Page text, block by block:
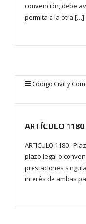
convención, debe
permita a la otra […]
Código Civil y
ARTÍCULO 1180
ARTICULO 1180.-
plazo legal o
prestaciones
interés de ambas